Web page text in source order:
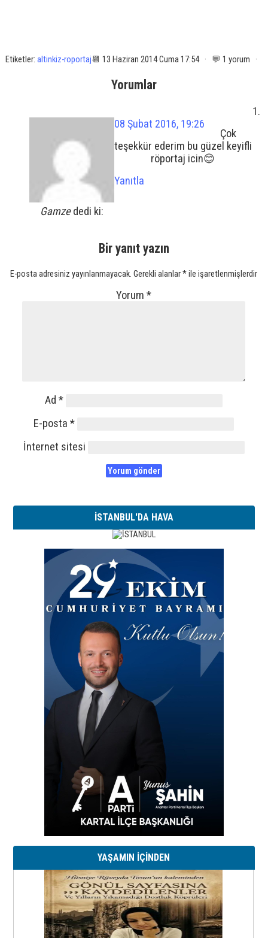
Etiketler: altinkiz-roportaj📆 13 Haziran 2014 Cuma 17:54 · 💬 1 yorum ·
Yorumlar
Gamze dedi ki:
08 Şubat 2016, 19:26
Çok
teşekkür ederim bu güzel keyifli
röportaj icin😊
Yanıtla
Bir yanıt yazın
E-posta adresiniz yayınlanmayacak. Gerekli alanlar*ile işaretlenmişlerdir
Yorum*
Ad*
E-posta*
İnternet sitesi
İSTANBUL'DA HAVA
YAŞAMIN İÇİNDEN